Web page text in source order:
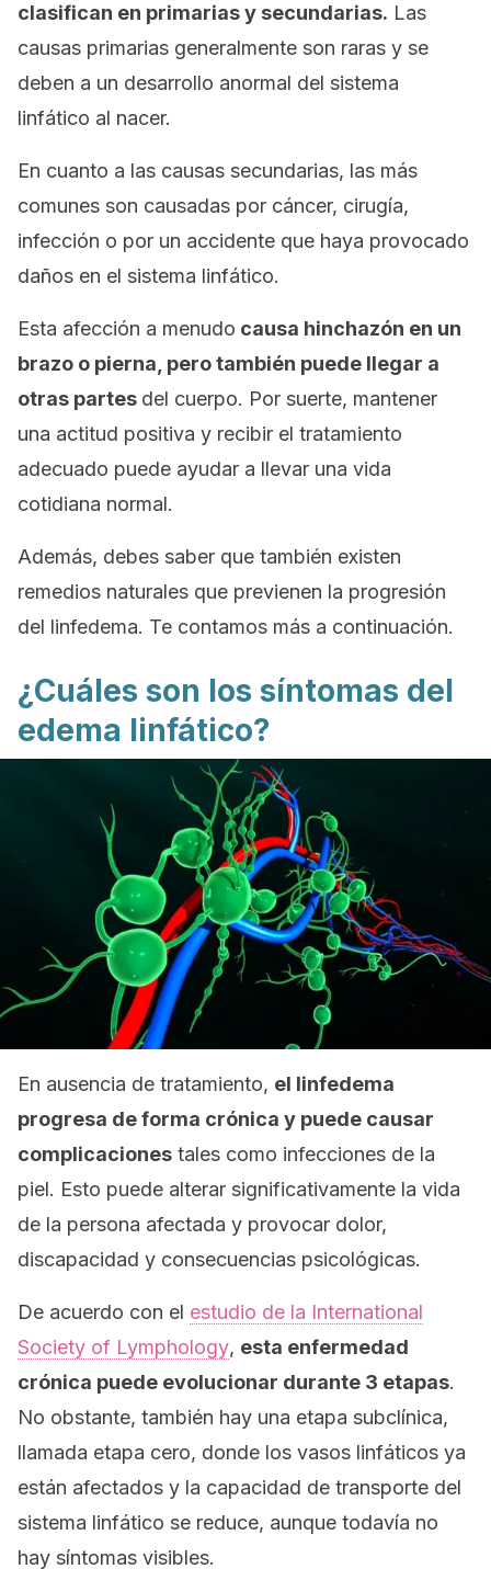
clasifican en primarias y secundarias. Las
causas primarias generalmente son raras y se
deben a un desarrollo anormal del sistema
linfático al nacer.
En cuanto a las causas secundarias, las más
comunes son causadas por cáncer, cirugía,
infección o por un accidente que haya provocado
daños en el sistema linfático.
Esta afección a menudo causa hinchazón en un
brazo o pierna, pero también puede llegar a
otras partes del cuerpo. Por suerte, mantener
una actitud positiva y recibir el tratamiento
adecuado puede ayudar a llevar una vida
cotidiana normal.
Además, debes saber que también existen
remedios naturales que previenen la progresión
del linfedema. Te contamos más a continuación.
¿Cuáles son los síntomas del
edema linfático?
En ausencia de tratamiento, el linfedema
progresa de forma crónica y puede causar
complicaciones tales como infecciones de la
piel. Esto puede alterar significativamente la vida
de la persona afectada y provocar dolor,
discapacidad y consecuencias psicológicas.
De acuerdo con el estudio de la International
Society of Lymphology, esta enfermedad
crónica puede evolucionar durante 3 etapas.
No obstante, también hay una etapa subclínica,
llamada etapa cero, donde los vasos linfáticos ya
están afectados y la capacidad de transporte del
sistema linfático se reduce, aunque todavía no
hay síntomas visibles.